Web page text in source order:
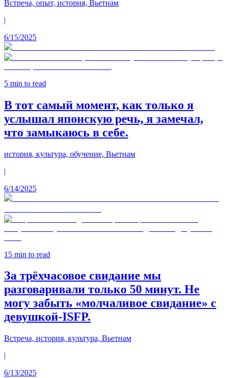
Встреча, опыт, история, Вьетнам
|
6/15/2025
5 min to read
В тот самый момент, как только я
услышал японскую речь, я замечал,
что замыкаюсь в себе.
история, культура, обучение, Вьетнам
|
6/14/2025
15 min to read
За трёхчасовое свидание мы
разговаривали только 50 минут. Не
могу забыть «молчаливое свидание» с
девушкой-ISFP.
Встреча, история, культура, Вьетнам
|
6/13/2025